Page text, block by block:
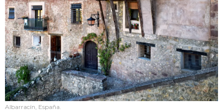
Albarracín, España.